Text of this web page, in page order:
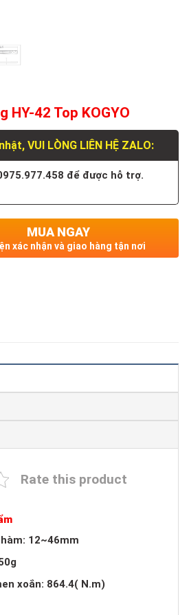
HY-42 Top KOGYO
VUI LÒNG LIÊN HỆ ZALO:
để được hỗ trợ.
MUA NGAY
xác nhận và giao hàng tận nơi
Rate this product
12~46mm
xoắn: 864.4( N.m)